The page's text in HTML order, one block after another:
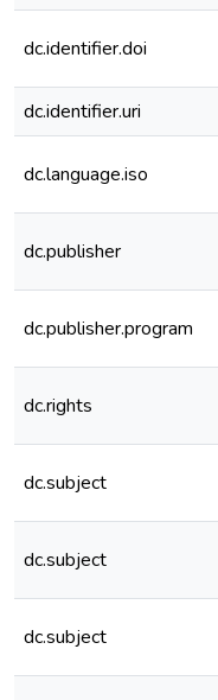
dc.identifier.doi
dc.identifier.uri
dc.language.iso
dc.publisher
dc.publisher.program
dc.rights
dc.subject
dc.subject
dc.subject